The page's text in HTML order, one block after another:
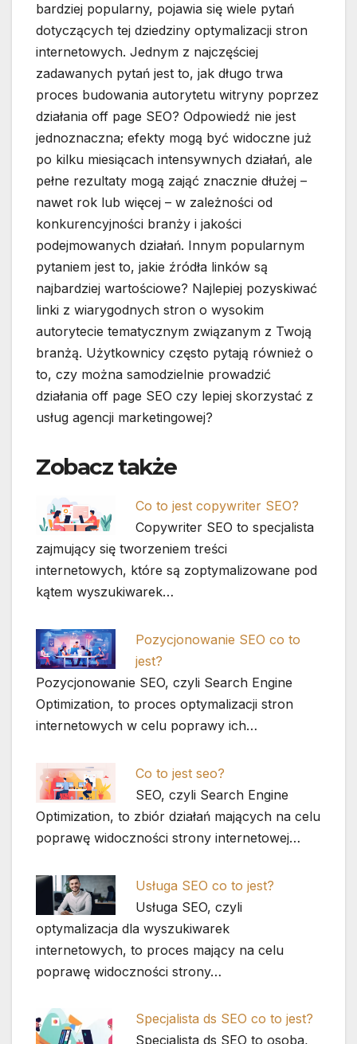
bardziej popularny, pojawia się wiele pytań
dotyczących tej dziedziny optymalizacji stron
internetowych. Jednym z najczęściej
zadawanych pytań jest to, jak długo trwa
proces budowania autorytetu witryny poprzez
działania off page SEO? Odpowiedź nie jest
jednoznaczna; efekty mogą być widoczne już
po kilku miesiącach intensywnych działań, ale
pełne rezultaty mogą zająć znacznie dłużej –
nawet rok lub więcej – w zależności od
konkurencyjności branży i jakości
podejmowanych działań. Innym popularnym
pytaniem jest to, jakie źródła linków są
najbardziej wartościowe? Najlepiej pozyskiwać
linki z wiarygodnych stron o wysokim
autorytecie tematycznym związanym z Twoją
branżą. Użytkownicy często pytają również o
to, czy można samodzielnie prowadzić
działania off page SEO czy lepiej skorzystać z
usług agencji marketingowej?
Zobacz także
Co to jest copywriter SEO?
Copywriter SEO to specjalista
zajmujący się tworzeniem treści
internetowych, które są zoptymalizowane pod
kątem wyszukiwarek…
Pozycjonowanie SEO co to
jest?
Pozycjonowanie SEO, czyli Search Engine
Optimization, to proces optymalizacji stron
internetowych w celu poprawy ich…
Co to jest seo?
SEO, czyli Search Engine
Optimization, to zbiór działań mających na celu
poprawę widoczności strony internetowej…
Usługa SEO co to jest?
Usługa SEO, czyli
optymalizacja dla wyszukiwarek
internetowych, to proces mający na celu
poprawę widoczności strony…
Specjalista ds SEO co to jest?
Specjalista ds SEO to osoba,